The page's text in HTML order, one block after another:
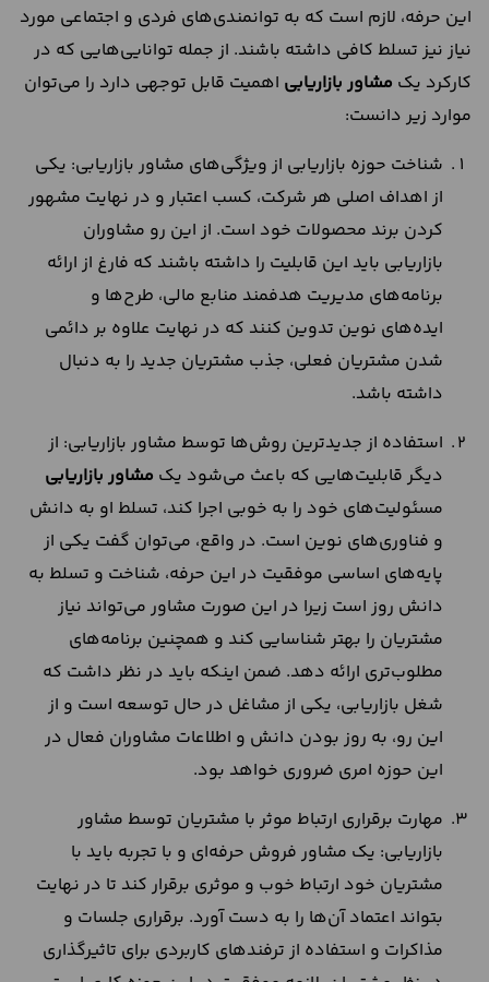
این حرفه، لازم است که به توانمندی‌های فردی و اجتماعی مورد
نیاز نیز تسلط کافی داشته باشند. از جمله توانایی‌هایی که در
کارکرد یک مشاور بازاریابی اهمیت قابل توجهی دارد را می‌توان
موارد زیر دانست:
شناخت حوزه بازاریابی از ویژگی‌های مشاور بازاریابی: یکی
از اهداف اصلی هر شرکت، کسب اعتبار و در نهایت مشهور
کردن برند محصولات خود است. از این رو مشاوران
بازاریابی باید این قابلیت را داشته باشند که فارغ از ارائه
برنامه‌های مدیریت هدفمند منابع مالی، طرح‌ها و
ایده‌های نوین تدوین کنند که در نهایت علاوه بر دائمی
شدن مشتریان فعلی، جذب مشتریان جدید را به دنبال
داشته باشد.
استفاده از جدیدترین روش‌ها توسط مشاور بازاریابی: از
دیگر قابلیت‌هایی که باعث می‌شود یک مشاور بازاریابی
مسئولیت‌های خود را به خوبی اجرا کند، تسلط او به دانش
و فناوری‌های نوین است. در واقع، می‌توان گفت یکی از
پایه‌های اساسی موفقیت در این حرفه، شناخت و تسلط به
دانش روز است زیرا در این صورت مشاور می‌تواند نیاز
مشتریان را بهتر شناسایی کند و همچنین برنامه‌های
مطلوب‌تری ارائه دهد. ضمن اینکه باید در نظر داشت که
شغل بازاریابی، یکی از مشاغل در حال توسعه است و از
این رو، به روز بودن دانش و اطلاعات مشاوران فعال در
این حوزه امری ضروری خواهد بود.
مهارت برقراری ارتباط موثر با مشتریان توسط مشاور
بازاریابی: یک مشاور فروش حرفه‌ای و با تجربه باید با
مشتریان خود ارتباط خوب و موثری برقرار کند تا در نهایت
بتواند اعتماد آن‌ها را به دست آورد. برقراری جلسات و
مذاکرات و استفاده از ترفندهای کاربردی برای تاثیرگذاری